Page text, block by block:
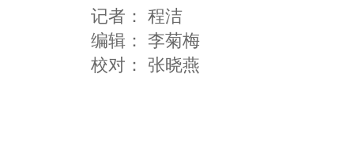
记者： 程洁
编辑： 李菊梅